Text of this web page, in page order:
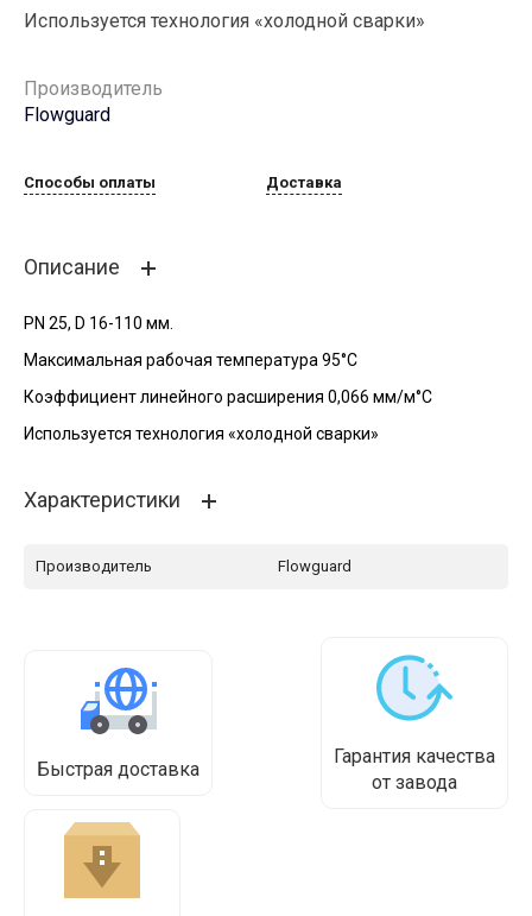
Используется технология «холодной сварки»
Производитель
Flowguard
Способы оплаты Доставка
Описание
PN 25, D 16-110 мм.
Максимальная рабочая температура 95°С
Коэффициент линейного расширения 0,066 мм/м°С
Используется технология «холодной сварки»
Характеристики
Производитель Flowguard
Быстрая доставка
Гарантия качества
от завода